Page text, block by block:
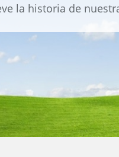
la historia de